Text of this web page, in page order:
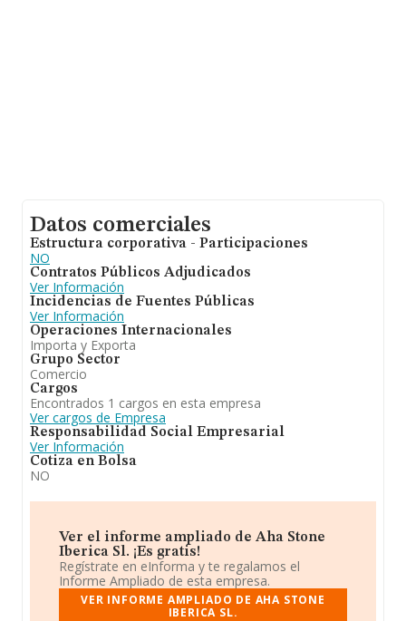
Datos comerciales
Estructura corporativa - Participaciones
NO
Contratos Públicos Adjudicados
Ver Información
Incidencias de Fuentes Públicas
Ver Información
Operaciones Internacionales
Importa y Exporta
Grupo Sector
Comercio
Cargos
Encontrados 1 cargos en esta empresa
Ver cargos de Empresa
Responsabilidad Social Empresarial
Ver Información
Cotiza en Bolsa
NO
Ver el informe ampliado de Aha Stone
Iberica Sl. ¡Es gratis!
Regístrate en eInforma y te regalamos el
Informe Ampliado de esta empresa.
VER INFORME AMPLIADO DE AHA STONE
IBERICA SL.